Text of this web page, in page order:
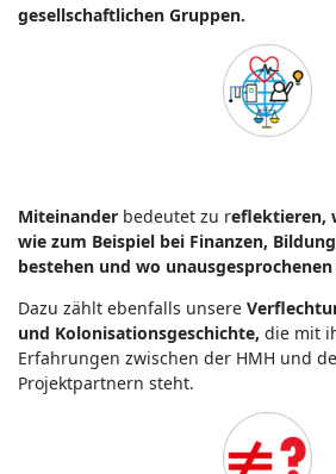
gesellschaftlichen Gruppen.
Miteinander bedeutet zu reflektieren,
wie zum Beispiel bei Finanzen,
bestehen und wo
Dazu zählt ebenfalls unsere
und Kolonisationsgeschichte, die mit
Erfahrungen zwischen der HMH und
Projektpartnern steht.